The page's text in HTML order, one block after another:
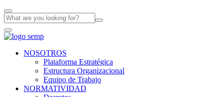
NOSOTROS
Plataforma Estratégica
Estructura Organizacional
Equipo de Trabajo
NORMATIVIDAD